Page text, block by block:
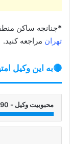
*چنانچه ساکن
تهران مراجعه کنید.
🔴به این وکیل
محبوبیت وکیل - 90%